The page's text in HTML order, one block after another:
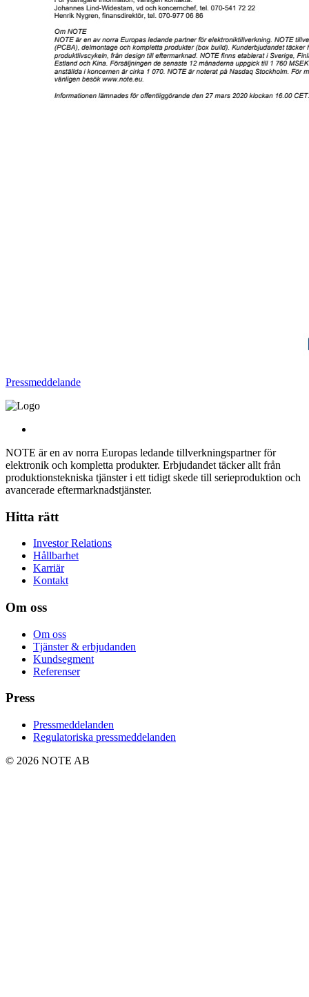
Pressmeddelande
NOTE är en av norra Europas ledande tillverkningspartner för
elektronik och kompletta produkter. Erbjudandet täcker allt från
produktionstekniska tjänster i ett tidigt skede till serieproduktion och
avancerade eftermarknadstjänster.
Hitta rätt
Investor Relations
Hållbarhet
Karriär
Kontakt
Om oss
Om oss
Tjänster & erbjudanden
Kundsegment
Referenser
Press
Pressmeddelanden
Regulatoriska pressmeddelanden
© 2026 NOTE AB